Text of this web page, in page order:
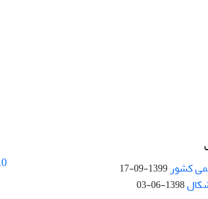
کشور1399-09-17
1398-06-03